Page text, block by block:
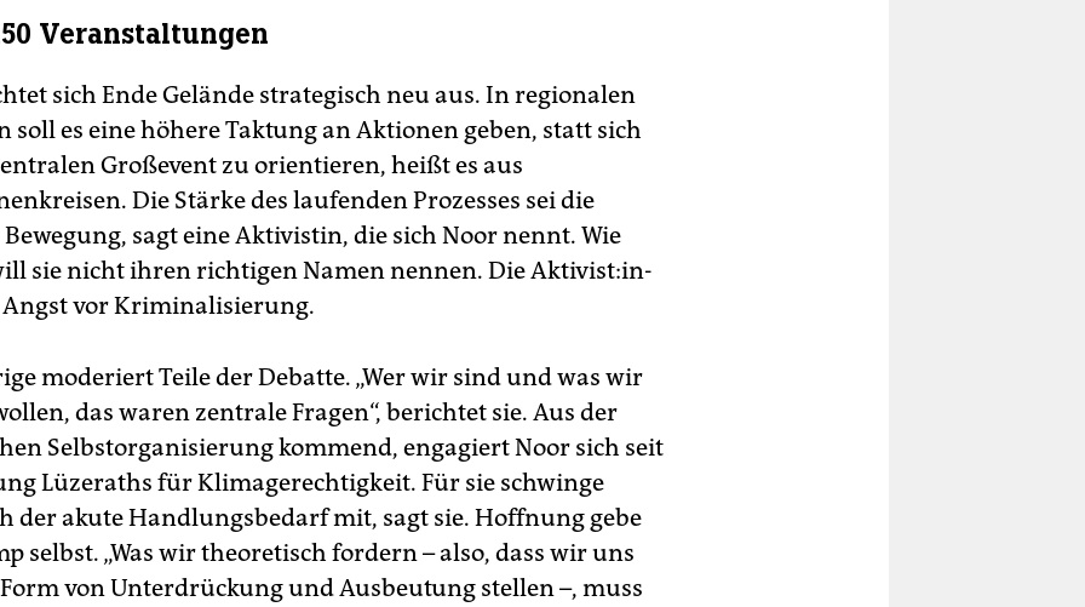
Veranstaltungen
sich Ende Gelände strategisch neu aus. In regionalen
soll es eine höhere Taktung an Aktionen geben, statt sich
Großevent zu orientieren, heißt es aus
Die Stärke des laufenden Prozesses sei die
sagt eine Aktivistin, die sich Noor nennt. Wie
sie nicht ihren richtigen Namen nennen. Die Ak­ti­vis­t:in­
vor Kriminalisierung.
moderiert Teile der Debatte. „Wer wir sind und was wir
das waren zentrale Fragen“, berichtet sie. Aus der
Selbstorganisierung kommend, engagiert Noor sich seit
Lüzeraths für Klimagerechtigkeit. Für sie schwinge
der akute Handlungsbedarf mit, sagt sie. Hoffnung gebe
selbst. „Was wir theoretisch fordern – also, dass wir uns
Form von Unterdrückung und Ausbeutung stellen –, muss